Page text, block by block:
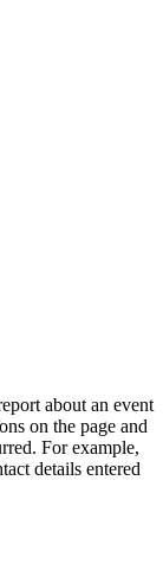
about an event
on the page and
For example,
details entered